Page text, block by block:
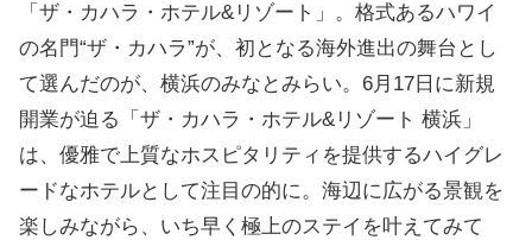
「ザ・カハラ・ホテル&リゾート」。格式あるハワイ
の名門“ザ・カハラ”が、初となる海外進出の舞台とし
て選んだのが、横浜のみなとみらい。6月17日に新規
開業が迫る「ザ・カハラ・ホテル&リゾート 横浜」
は、優雅で上質なホスピタリティを提供するハイグレ
ードなホテルとして注目の的に。海辺に広がる景観を
楽しみながら、いち早く極上のステイを叶えてみて